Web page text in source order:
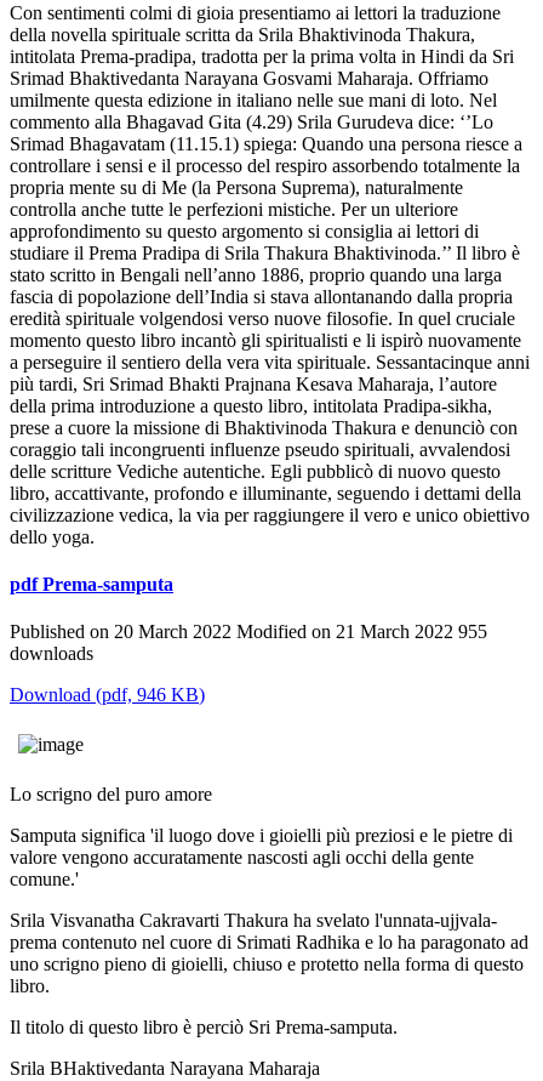
Con sentimenti colmi di gioia presentiamo ai lettori la traduzione
della novella spirituale scritta da Srila Bhaktivinoda Thakura,
intitolata Prema-pradipa, tradotta per la prima volta in Hindi da Sri
Srimad Bhaktivedanta Narayana Gosvami Maharaja. Offriamo
umilmente questa edizione in italiano nelle sue mani di loto. Nel
commento alla Bhagavad Gita (4.29) Srila Gurudeva dice: ‘’Lo
Srimad Bhagavatam (11.15.1) spiega: Quando una persona riesce a
controllare i sensi e il processo del respiro assorbendo totalmente la
propria mente su di Me (la Persona Suprema), naturalmente
controlla anche tutte le perfezioni mistiche. Per un ulteriore
approfondimento su questo argomento si consiglia ai lettori di
studiare il Prema Pradipa di Srila Thakura Bhaktivinoda.’’ Il libro è
stato scritto in Bengali nell’anno 1886, proprio quando una larga
fascia di popolazione dell’India si stava allontanando dalla propria
eredità spirituale volgendosi verso nuove filosofie. In quel cruciale
momento questo libro incantò gli spiritualisti e li ispirò nuovamente
a perseguire il sentiero della vera vita spirituale. Sessantacinque anni
più tardi, Sri Srimad Bhakti Prajnana Kesava Maharaja, l’autore
della prima introduzione a questo libro, intitolata Pradipa-sikha,
prese a cuore la missione di Bhaktivinoda Thakura e denunciò con
coraggio tali incongruenti influenze pseudo spirituali, avvalendosi
delle scritture Vediche autentiche. Egli pubblicò di nuovo questo
libro, accattivante, profondo e illuminante, seguendo i dettami della
civilizzazione vedica, la via per raggiungere il vero e unico obiettivo
dello yoga.
pdf Prema-samputa
Published on 20 March 2022 Modified on 21 March 2022 955
downloads
Download (pdf, 946 KB)
Lo scrigno del puro amore
Samputa significa 'il luogo dove i gioielli più preziosi e le pietre di
valore vengono accuratamente nascosti agli occhi della gente
comune.'
Srila Visvanatha Cakravarti Thakura ha svelato l'unnata-ujjvala-
prema contenuto nel cuore di Srimati Radhika e lo ha paragonato ad
uno scrigno pieno di gioielli, chiuso e protetto nella forma di questo
libro.
Il titolo di questo libro è perciò Sri Prema-samputa.
Srila BHaktivedanta Narayana Maharaja